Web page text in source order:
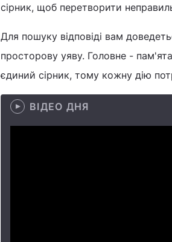
сірник, щоб перетворити
Для пошуку відповіді вам
просторову уяву. Головне -
єдиний сірник, тому кожну дію
ВІДЕО ДНЯ